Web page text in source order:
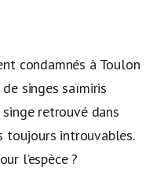
condamnés à Toulon
singes saïmiris
singe retrouvé dans
toujours introuvables.
l’espèce ?